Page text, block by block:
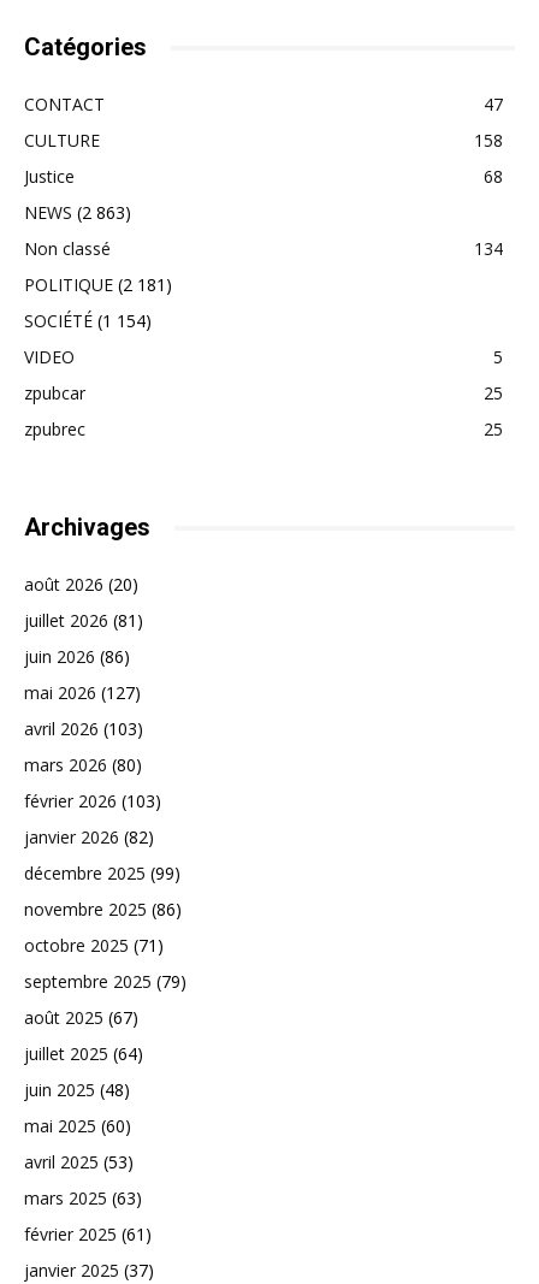
Catégories
CONTACT
47
CULTURE
158
Justice
68
NEWS (2 863)
Non classé
134
POLITIQUE (2 181)
SOCIÉTÉ (1 154)
VIDEO
5
zpubcar
25
zpubrec
25
Archivages
août 2026 (20)
juillet 2026 (81)
juin 2026 (86)
mai 2026 (127)
avril 2026 (103)
mars 2026 (80)
février 2026 (103)
janvier 2026 (82)
décembre 2025 (99)
novembre 2025 (86)
octobre 2025 (71)
septembre 2025 (79)
août 2025 (67)
juillet 2025 (64)
juin 2025 (48)
mai 2025 (60)
avril 2025 (53)
mars 2025 (63)
février 2025 (61)
janvier 2025 (37)